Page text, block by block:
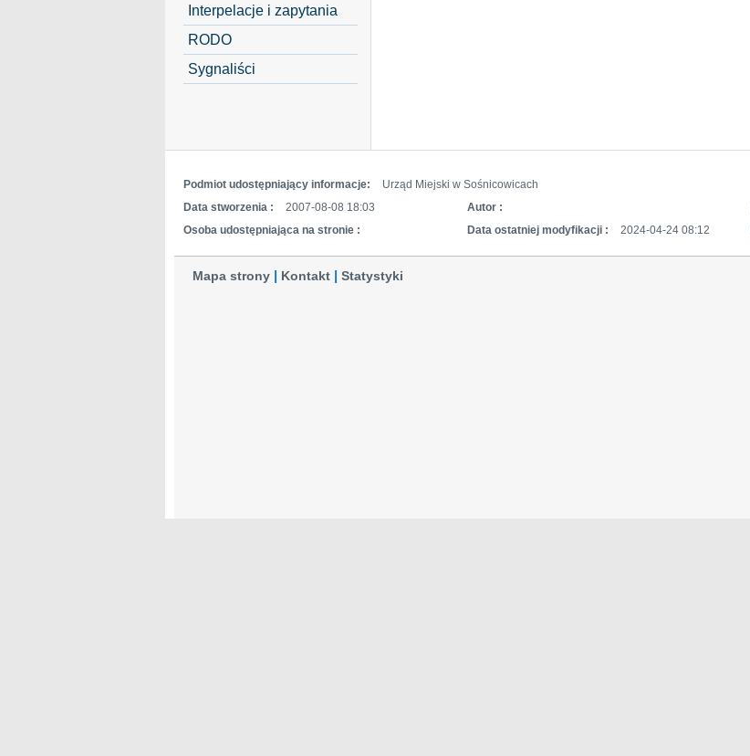
Interpelacje i zapytania
RODO
Sygnaliści
Podmiot udostępniający informacje:
Urząd Miejski w Sośnicowicach
Data stworzenia :
2007-08-08 18:03 Autor :
Osoba udostępniająca na stronie :
Data ostatniej modyfikacji : 2024-04-24 08:12
Mapa strony Kontakt Statystyki